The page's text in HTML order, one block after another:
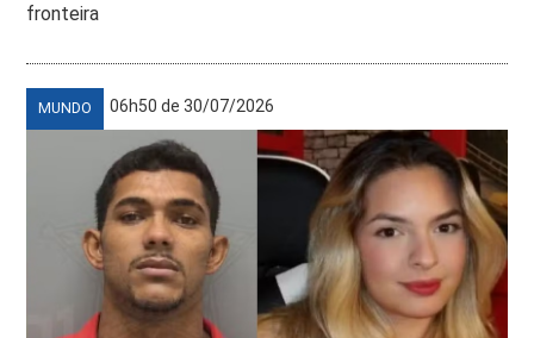
fronteira
MUNDO 06h50 de 30/07/2026